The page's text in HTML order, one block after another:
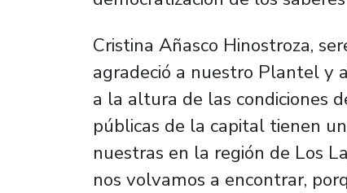
Cristina Añasco Hinostroza,
agradeció a nuestro Plantel y
a la altura de las condiciones
públicas de la capital tienen
nuestras en la región de Los
nos volvamos a encontrar,